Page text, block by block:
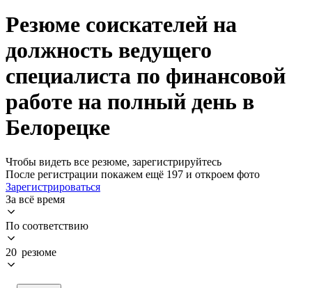
Резюме соискателей на
должность ведущего
специалиста по финансовой
работе на полный день в
Белорецке
Чтобы видеть все резюме, зарегистрируйтесь
После регистрации покажем ещё 197 и откроем фото
Зарегистрироваться
За всё время
По соответствию
20 резюме